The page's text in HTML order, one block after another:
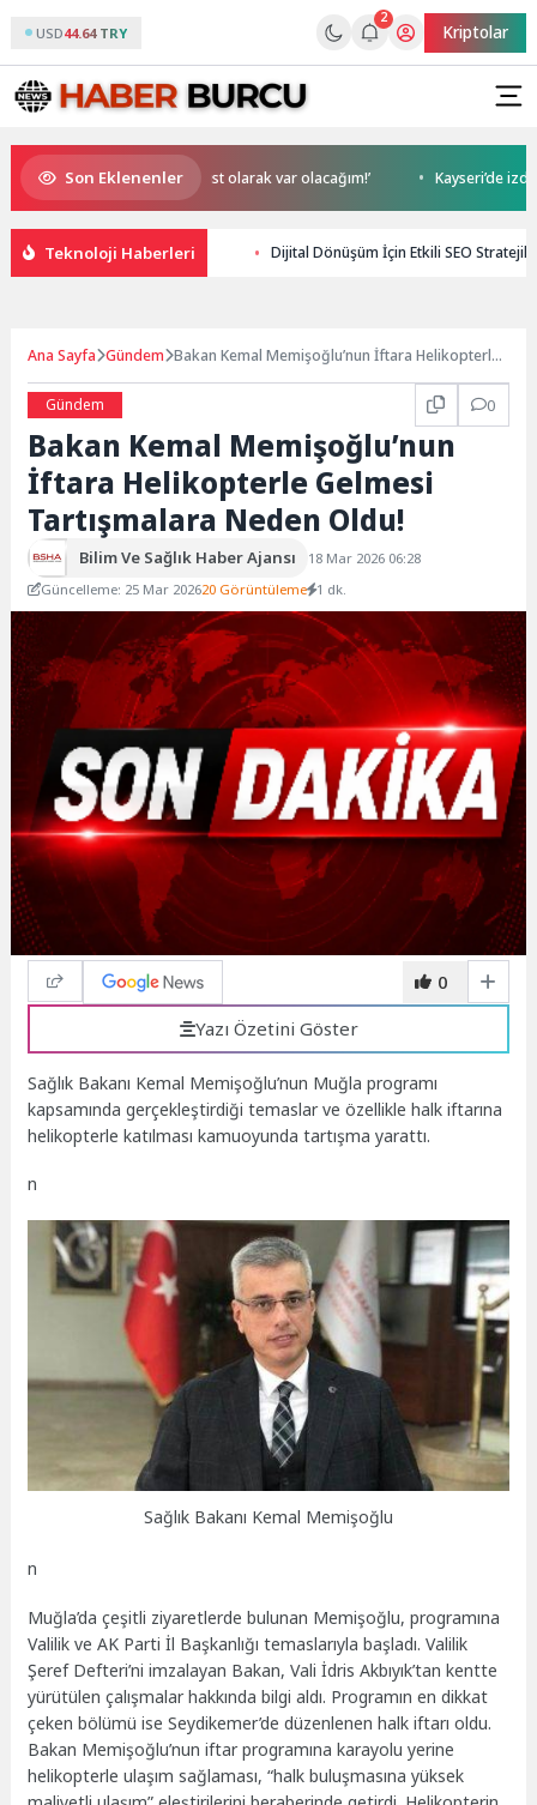
USD44.64 TRY
2
Kriptolar
Son Eklenenler
Magazin’de: ‘Son assolist olarak var olacağım!’ Kayseri’de
Teknoloji Haberleri Dijital Dönüşüm İçin Etkili SEO
Ana Sayfa Gündem Bakan Kemal Memişoğlu’nun İftara Helikopterle
Gündem
0
Bakan Kemal Memişoğlu’nun
İftara Helikopterle Gelmesi
Tartışmalara Neden Oldu!
Bilim Ve Sağlık Haber Ajansı
18 Mar 2026 06:28
Güncelleme: 25 Mar 202620 Görüntüleme 1 dk.
0
Yazı Özetini Göster
Sağlık Bakanı Kemal Memişoğlu’nun Muğla programı
kapsamında gerçekleştirdiği temaslar ve özellikle halk iftarına
helikopterle katılması kamuoyunda tartışma yarattı.
n
Sağlık Bakanı Kemal Memişoğlu
n
Muğla’da çeşitli ziyaretlerde bulunan Memişoğlu, programına
Valilik ve AK Parti İl Başkanlığı temaslarıyla başladı. Valilik
Şeref Defteri’ni imzalayan Bakan, Vali İdris Akbıyık’tan kentte
yürütülen çalışmalar hakkında bilgi aldı. Programın en dikkat
çeken bölümü ise Seydikemer’de düzenlenen halk iftarı oldu.
Bakan Memişoğlu’nun iftar programına karayolu yerine
helikopterle ulaşım sağlaması, “halk buluşmasına yüksek